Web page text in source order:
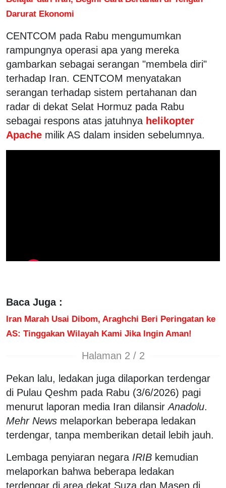
Darurat Ekonomi
CENTCOM pada Rabu mengumumkan
rampungnya operasi apa yang mereka
gambarkan sebagai serangan "membela diri"
terhadap Iran. CENTCOM menyatakan
serangan terhadap sistem pertahanan dan
radar di dekat Selat Hormuz pada Rabu
sebagai respons atas jatuhnya helikopter
Apache milik AS dalam insiden sebelumnya.
Baca Juga :
Iran Marah Usai Dibom, Araghchi Beri Peringatan ke
AS: Tinggakan Wilayah Kami Jika Ingin Aman!
Halaman 2 / 2
Pekan lalu, ledakan juga dilaporkan terdengar
di Pulau Qeshm pada Rabu (3/6/2026) pagi
menurut laporan media Iran dilansirAnadolu.
Mehr News melaporkan beberapa ledakan
terdengar, tanpa memberikan detail lebih jauh.
Lembaga penyiaran negara IRIB kemudian
melaporkan bahwa beberapa ledakan
terdengar di area dekat Suza dan Masen di